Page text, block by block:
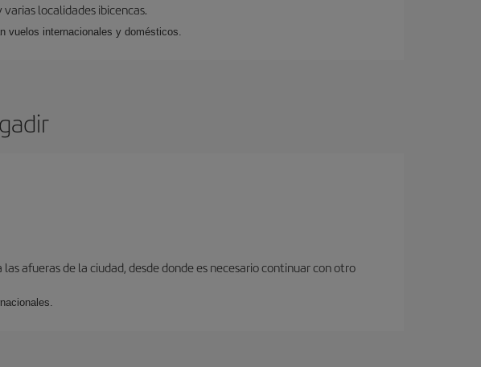
localidades ibicencas.
vuelos internacionales y domésticos.
afueras de la ciudad, desde donde es necesario continuar con otro